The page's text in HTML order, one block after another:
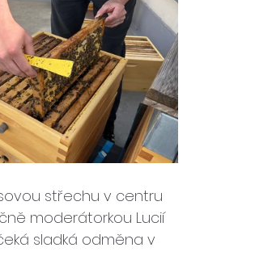
střechu v centru
moderátorkou Lucií
sladká odměna v